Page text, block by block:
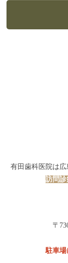
有田歯科医院は広
訪問
〒
駐車場